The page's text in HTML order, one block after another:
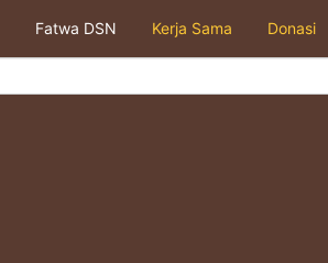
Fatwa DSN Kerja Sama Donasi